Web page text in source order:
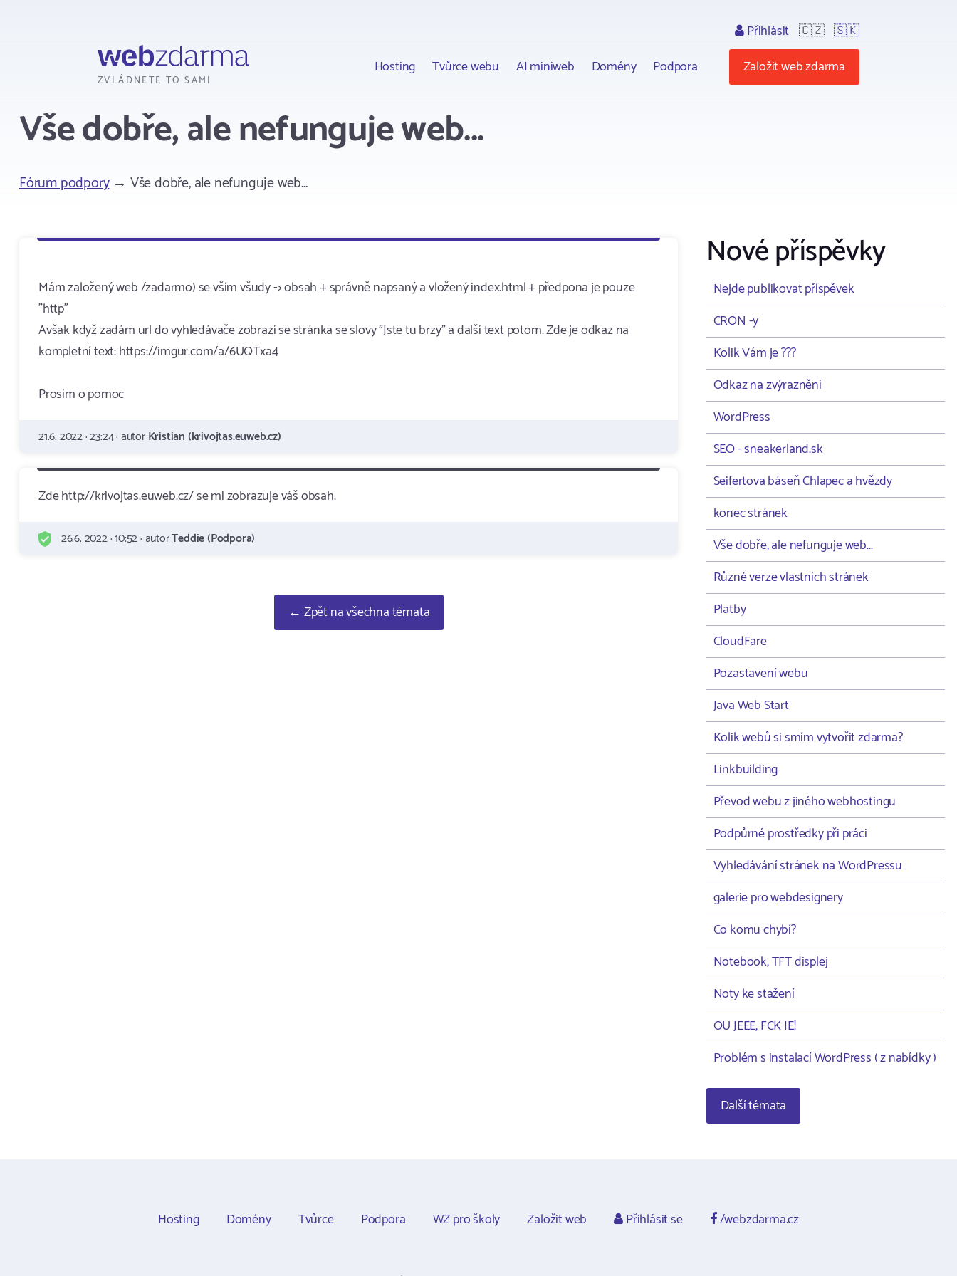
ZVLÁDNETE TO SAMI
Hosting Tvůrce webu AI miniweb Domény Podpora
Přihlásit 🇨🇿 🇸🇰
Založit web zdarma
Vše dobře, ale nefunguje web...
Fórum podpory→ Vše dobře, ale nefunguje web...
Mám založený web /zadarmo) se vším všudy -> obsah + správně napsaný a vložený index.html + předpona je pouze
"http"
Avšak když zadám url do vyhledávače zobrazí se stránka se slovy "Jste tu brzy" a další text potom. Zde je odkaz na
kompletní text: https://imgur.com/a/6UQTxa4
Prosím o pomoc
21.6. 2022 · 23:24 · autorKristian (krivojtas.euweb.cz)
Zde http://krivojtas.euweb.cz/ se mi zobrazuje váš obsah.
26.6. 2022 · 10:52 · autorTeddie (Podpora)
← Zpět na všechna témata
Nové příspěvky
Nejde publikovat příspěvek
CRON -y
Kolik Vám je ???
Odkaz na zvýraznění
WordPress
SEO - sneakerland.sk
Seifertova báseň Chlapec a hvězdy
konec stránek
Vše dobře, ale nefunguje web...
Různé verze vlastních stránek
Platby
CloudFare
Pozastavení webu
Java Web Start
Kolik webů si smím vytvořit zdarma?
Linkbuilding
Převod webu z jiného webhostingu
Podpůrné prostředky při práci
Vyhledávání stránek na WordPressu
galerie pro webdesignery
Co komu chybí?
Notebook, TFT displej
Noty ke stažení
OU JEEE, FCK IE!
Problém s instalací WordPress ( z nabídky )
Další témata
Hosting Domény Tvůrce Podpora WZ pro školy Založit web Přihlásit se /webzdarma.cz